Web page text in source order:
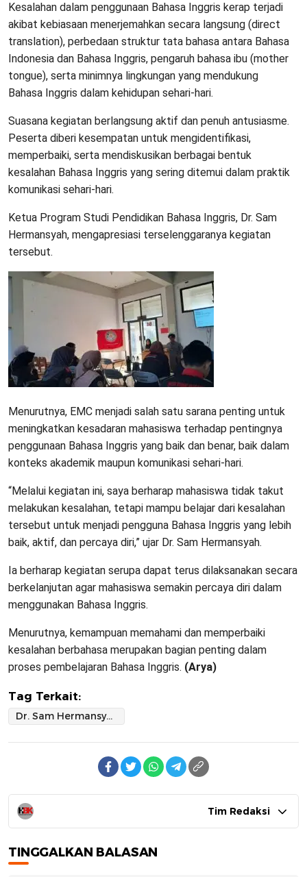
Kesalahan dalam penggunaan Bahasa Inggris kerap terjadi
akibat kebiasaan menerjemahkan secara langsung (direct
translation), perbedaan struktur tata bahasa antara Bahasa
Indonesia dan Bahasa Inggris, pengaruh bahasa ibu (mother
tongue), serta minimnya lingkungan yang mendukung
Bahasa Inggris dalam kehidupan sehari-hari.
Suasana kegiatan berlangsung aktif dan penuh antusiasme.
Peserta diberi kesempatan untuk mengidentifikasi,
memperbaiki, serta mendiskusikan berbagai bentuk
kesalahan Bahasa Inggris yang sering ditemui dalam praktik
komunikasi sehari-hari.
Ketua Program Studi Pendidikan Bahasa Inggris, Dr. Sam
Hermansyah, mengapresiasi terselenggaranya kegiatan
tersebut.
Menurutnya, EMC menjadi salah satu sarana penting untuk
meningkatkan kesadaran mahasiswa terhadap pentingnya
penggunaan Bahasa Inggris yang baik dan benar, baik dalam
konteks akademik maupun komunikasi sehari-hari.
“Melalui kegiatan ini, saya berharap mahasiswa tidak takut
melakukan kesalahan, tetapi mampu belajar dari kesalahan
tersebut untuk menjadi pengguna Bahasa Inggris yang lebih
baik, aktif, dan percaya diri,” ujar Dr. Sam Hermansyah.
Ia berharap kegiatan serupa dapat terus dilaksanakan secara
berkelanjutan agar mahasiswa semakin percaya diri dalam
menggunakan Bahasa Inggris.
Menurutnya, kemampuan memahami dan memperbaiki
kesalahan berbahasa merupakan bagian penting dalam
proses pembelajaran Bahasa Inggris. (Arya)
Tag Terkait:
Dr. Sam Hermansyah: Mahasiswa Jangan Takut Salah Saat Belajar Bahasa Inggris
Tim Redaksi
TINGGALKAN BALASAN